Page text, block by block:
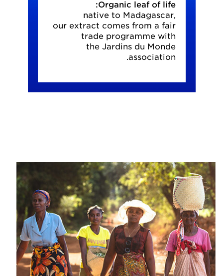
Organic leaf of life:
native to Madagascar,
our extract comes from a fair
trade programme with
the Jardins du Monde
association.